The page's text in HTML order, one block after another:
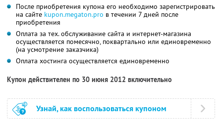
После приобретения купона его необходимо зарегистрировать
на сайте kupon.megaton.pro в течении 7 дней после
приобретения
Оплата за тех. обслуживание сайта и интернет-магазина
осуществляется помесячно, поквартально или единовременно
(на усмотрение заказчика)
Оплата хостинга осуществляется единовременно
Купон действителен по 30 июня 2012 включительно
Узнай, как воспользоваться купоном